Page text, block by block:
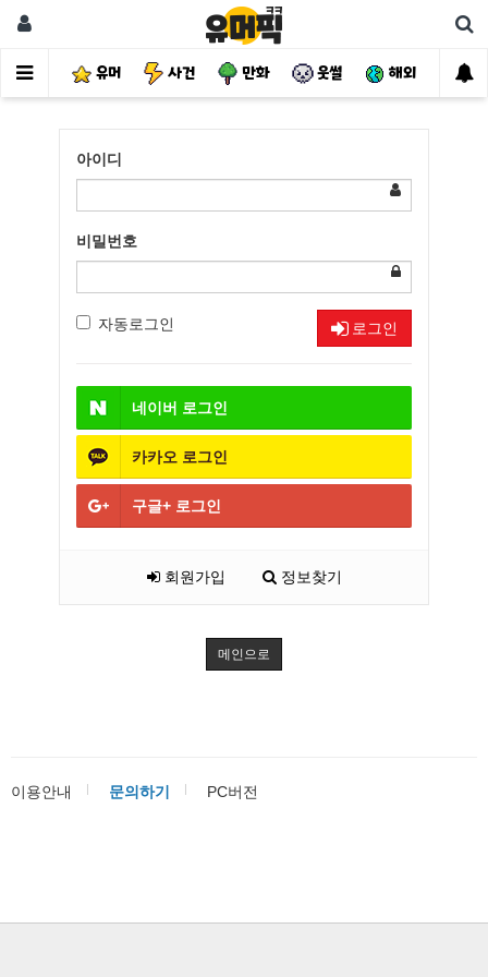
유머 사건 만화 웃썰 해외 핫
아이디
비밀번호
자동로그인 로그인
네이버 로그인
카카오 로그인
구글+ 로그인
회원가입 정보찾기
메인으로
이용안내 문의하기 PC버전